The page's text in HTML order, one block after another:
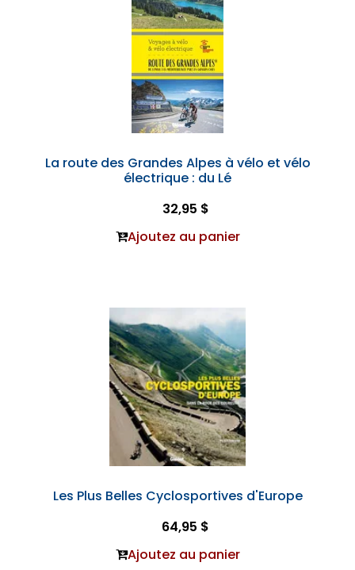
La route des Grandes Alpes à vélo et vélo
électrique : du Lé
32,95 $
Ajoutez au panier
Les Plus Belles Cyclosportives d'Europe
64,95 $
Ajoutez au panier